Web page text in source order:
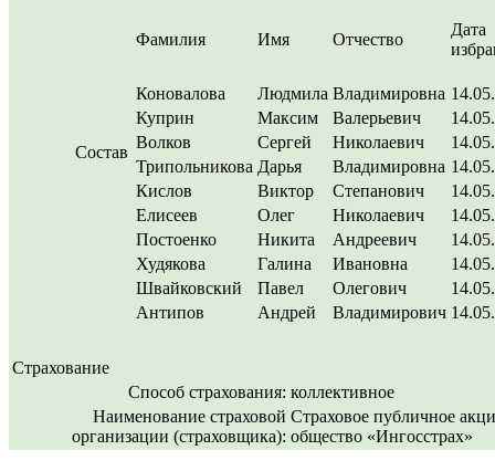
Состав
Фамилия Имя Отчество
Дата
Коновалова Людмила Владимировна
Куприн
Максим Валерьевич
Волков
Сергей Николаевич
Трипольникова Дарья Владимировна
Кислов
Виктор Степанович
Елисеев
Олег Николаевич
Постоенко
Никита Андреевич
Худякова
Галина Ивановна
Швайковский
Павел Олегович
Антипов
Андрей Владимирович
Страхование
Способ страхования: коллективное
Наименование страховой
организации (страховщика):
Страховое публичное
общество «Ингосстрах»